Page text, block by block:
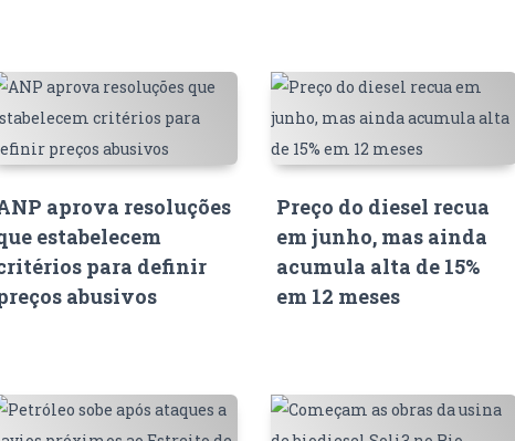
aprova resoluções
estabelecem
para definir
abusivos
Preço do diesel recua
em junho, mas ainda
acumula alta de 15%
em 12 meses